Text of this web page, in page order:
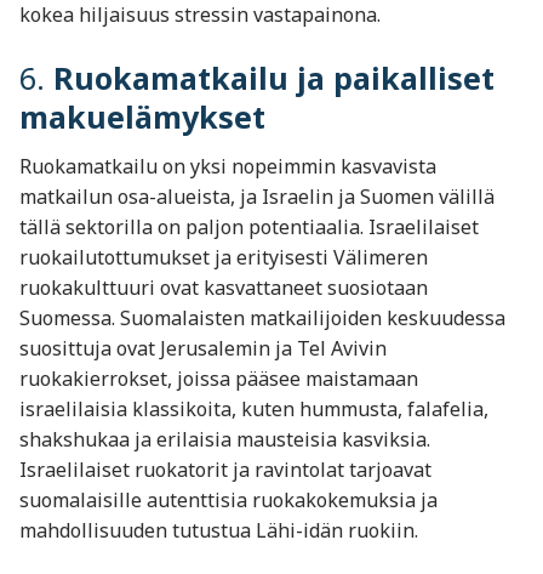
kokea hiljaisuus stressin vastapainona.
6. Ruokamatkailu ja paikalliset
makuelämykset
Ruokamatkailu on yksi nopeimmin kasvavista
matkailun osa-alueista, ja Israelin ja Suomen välillä
tällä sektorilla on paljon potentiaalia. Israelilaiset
ruokailutottumukset ja erityisesti Välimeren
ruokakulttuuri ovat kasvattaneet suosiotaan
Suomessa. Suomalaisten matkailijoiden keskuudessa
suosittuja ovat Jerusalemin ja Tel Avivin
ruokakierrokset, joissa pääsee maistamaan
israelilaisia klassikoita, kuten hummusta, falafelia,
shakshukaa ja erilaisia mausteisia kasviksia.
Israelilaiset ruokatorit ja ravintolat tarjoavat
suomalaisille autenttisia ruokakokemuksia ja
mahdollisuuden tutustua Lähi-idän ruokiin.